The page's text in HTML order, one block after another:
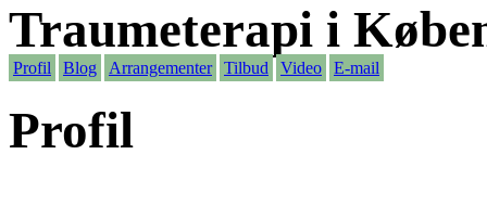
Traumeterapi i
Profil Blog Arrangementer Tilbud Video E-mail
Profil